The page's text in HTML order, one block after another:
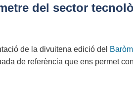
del sector
de la divuitena edició del
de referència que ens permet